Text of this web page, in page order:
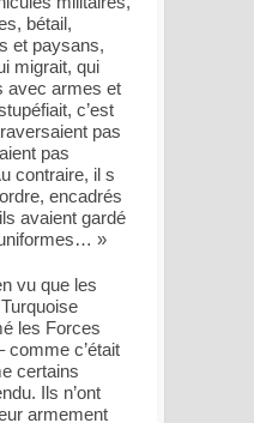
bétail,
et paysans,
migrait, qui
avec armes et
c’est
pas
pas
contraire, il s
encadrés
avaient gardé
»
vu que les
les Forces
comme c’était
certains
Ils n’ont
armement